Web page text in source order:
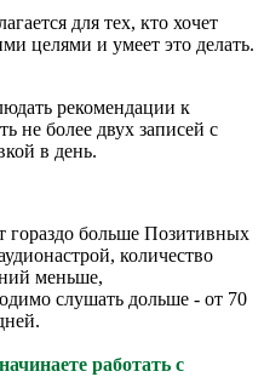
для тех, кто хочет
целями и умеет это делать.
рекомендации к
не более двух записей с
в день.
больше Позитивных
количество
меньше,
слушать дольше - от 70
работать с